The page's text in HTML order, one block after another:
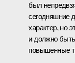
был
сегодняшние
характер, но
и должно
повышенные